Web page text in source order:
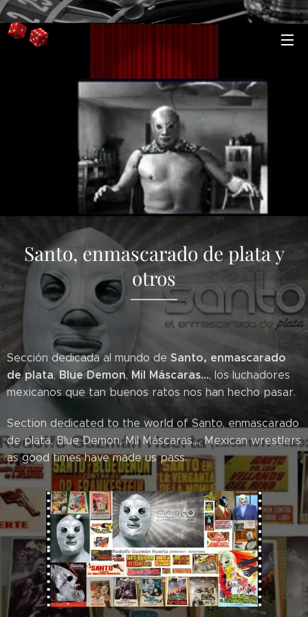
Santo, enmascarado de plata y
otros
Sección dedicada al mundo de Santo, enmascarado
de plata,Blue Demon, Mil Máscaras..., los luchadores
mexicanos que tan buenos ratos nos han hecho pasar.
Section dedicated to the world of Santo, enmascarado
de plata, Blue Demon, Mil Máscaras..., Mexican wrestlers
as good times have made us pass.